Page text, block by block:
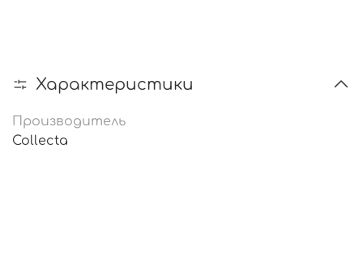
Характеристики
Производитель
Collecta